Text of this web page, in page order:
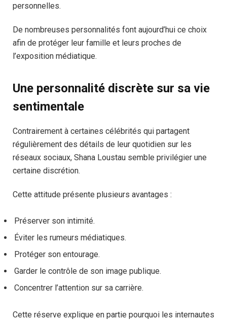
personnelles.
De nombreuses personnalités font aujourd’hui ce choix
afin de protéger leur famille et leurs proches de
l’exposition médiatique.
Une personnalité discrète sur sa vie
sentimentale
Contrairement à certaines célébrités qui partagent
régulièrement des détails de leur quotidien sur les
réseaux sociaux, Shana Loustau semble privilégier une
certaine discrétion.
Cette attitude présente plusieurs avantages :
Préserver son intimité.
Éviter les rumeurs médiatiques.
Protéger son entourage.
Garder le contrôle de son image publique.
Concentrer l’attention sur sa carrière.
Cette réserve explique en partie pourquoi les internautes